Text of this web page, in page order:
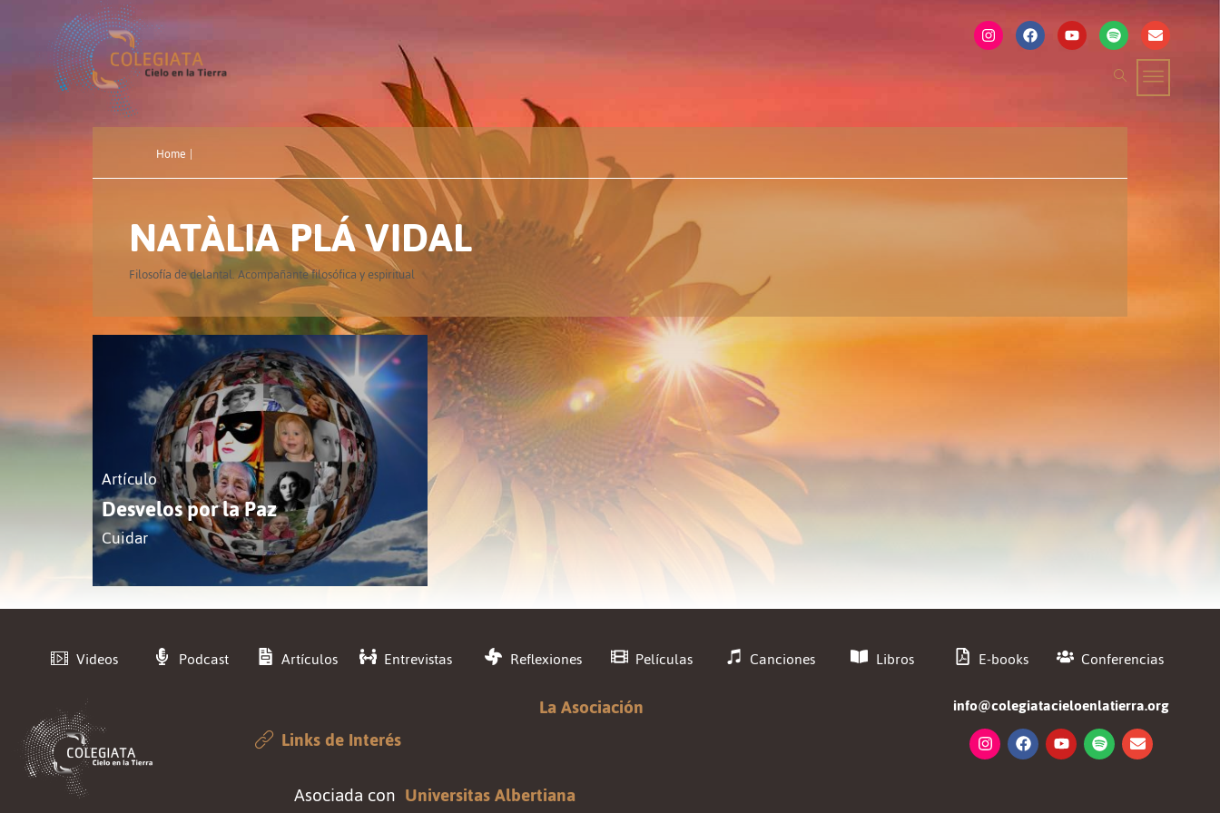
Home |
NATÀLIA PLÁ VIDAL
Filosofía de delantal. Acompañante filosófica y espiritual
Artículo
Desvelos por la Paz
Cuidar
Videos Podcast Artículos Entrevistas Reflexiones Películas Canciones Libros E-books Conferencias
La Asociación
Links de Interés
Asociada con Universitas Albertiana
info@colegiatacieloenlatierra.org